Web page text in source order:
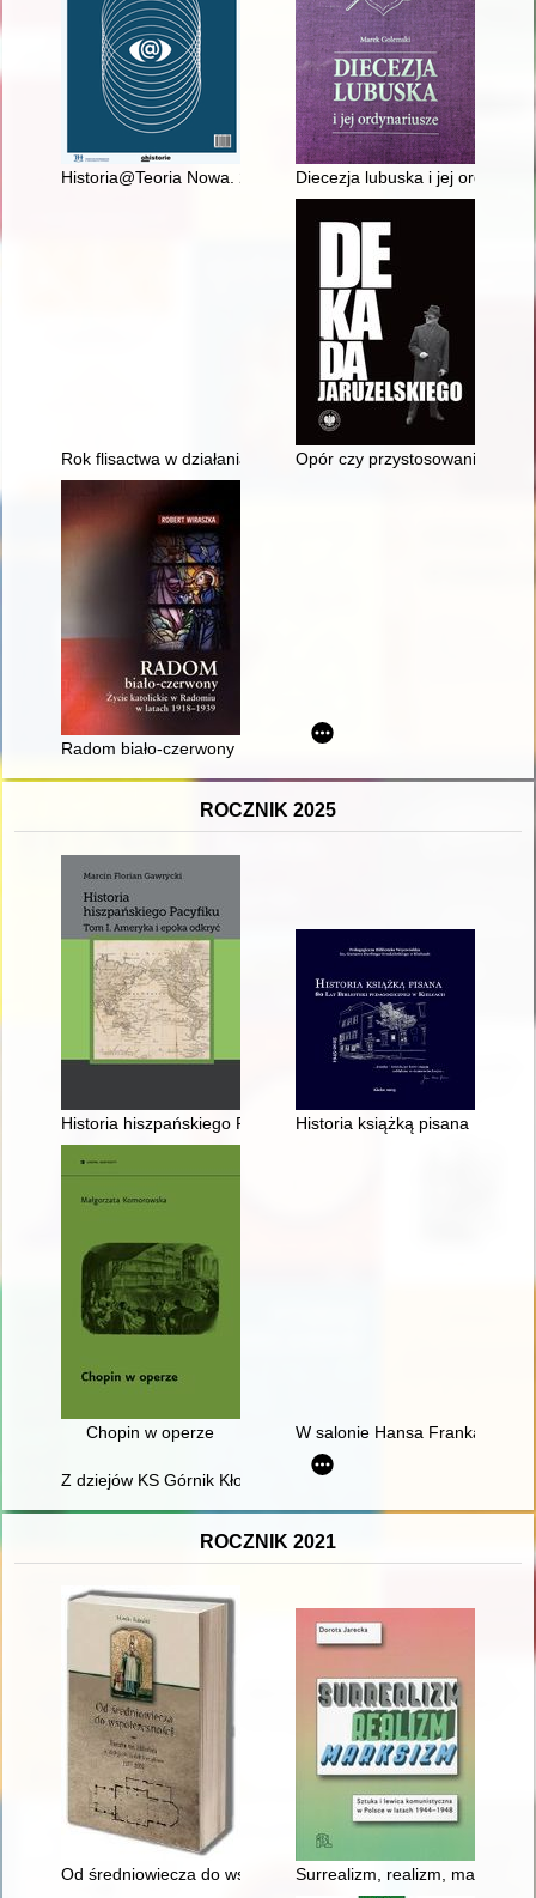
Historia@Teoria Nowa. 2024, [nr] 1Diecezja lubuska i jej
Rok flisactwa w działaniach Towarzystwa Miłośników
Opór czy przystosowanie? :
Radom biało-czerwony : życie katolickie w Radomiu w latach
ROCZNIK 2025
Historia hiszpańskiego Pacyfiku. T. 1,Historia książką pisana : 80 lat
Chopin w operze W salonie Hansa Franka :
Z dziejów KS Górnik Kłodawa
ROCZNIK 2021
Od średniowiecza do współczesności : parafia św. Mikołaja
Surrealizm, realizm, marksizm